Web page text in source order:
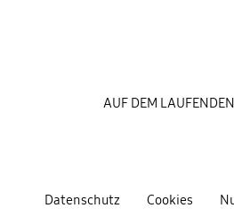
Datenschutz Cookies
AUF DEM